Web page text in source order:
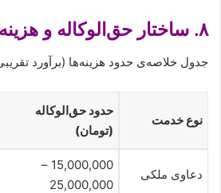
۸. ساختار حق‌الوکاله و هزینه‌ها فهیمه پروانه
جدول خلاصه‌ی حدود هزینه‌ها (برآورد
نوع خدمت
حدود حق‌الوکاله
(تومان)
دعاوی ملکی
15,000,000 –
25,000,000